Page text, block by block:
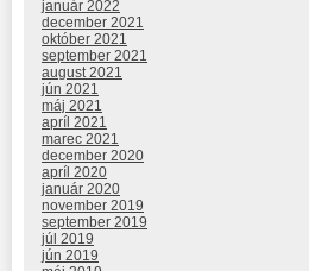
január 2022
december 2021
október 2021
september 2021
august 2021
jún 2021
máj 2021
apríl 2021
marec 2021
december 2020
apríl 2020
január 2020
november 2019
september 2019
júl 2019
jún 2019